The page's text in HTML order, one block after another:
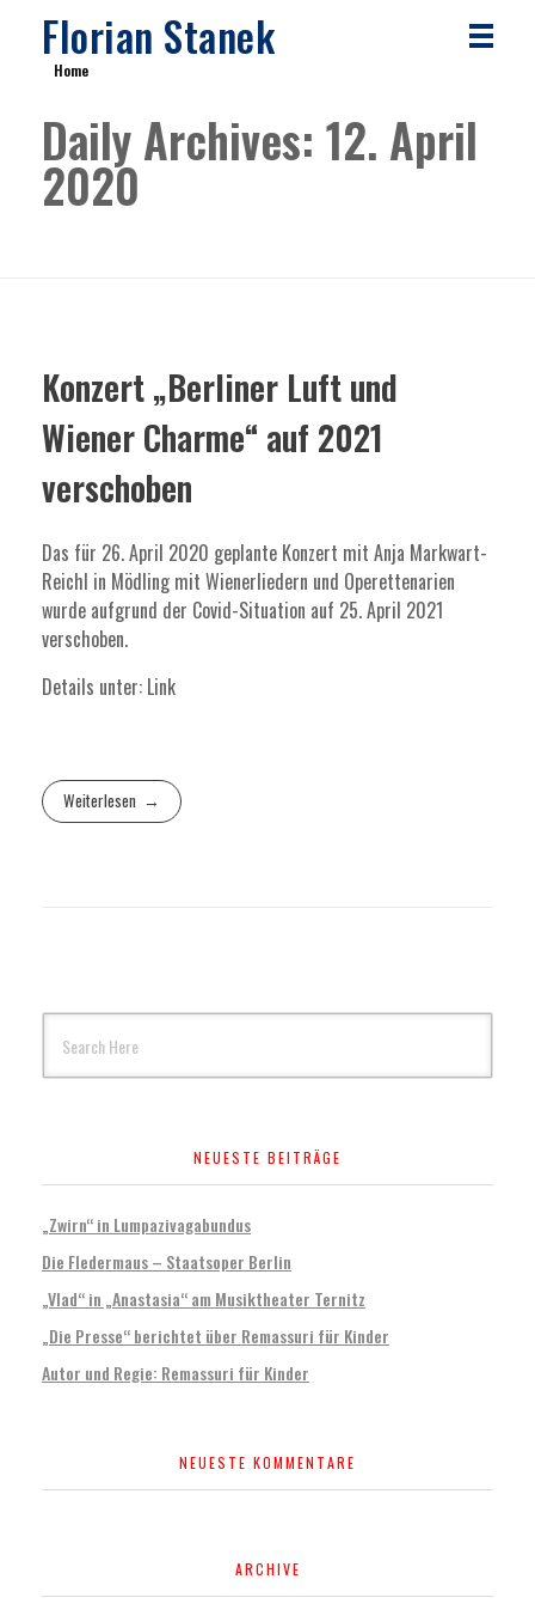
Florian Stanek
Home
Daily Archives: 12. April
2020
Konzert „Berliner Luft und
Wiener Charme“ auf 2021
verschoben
Das für 26. April 2020 geplante Konzert mit Anja Markwart-
Reichl in Mödling mit Wienerliedern und Operettenarien
wurde aufgrund der Covid-Situation auf 25. April 2021
verschoben.
Details unter: Link
Weiterlesen
NEUESTE BEITRÄGE
„Zwirn“ in Lumpazivagabundus
Die Fledermaus – Staatsoper Berlin
„Vlad“ in „Anastasia“ am Musiktheater Ternitz
„Die Presse“ berichtet über Remassuri für Kinder
Autor und Regie: Remassuri für Kinder
NEUESTE KOMMENTARE
ARCHIVE